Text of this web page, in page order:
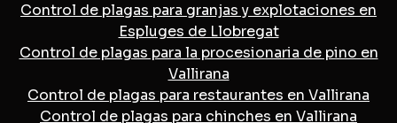
Control de plagas para granjas y explotaciones en
Espluges de Llobregat
Control de plagas para la procesionaria de pino en
Vallirana
Control de plagas para restaurantes en Vallirana
Control de plagas para chinches en Vallirana